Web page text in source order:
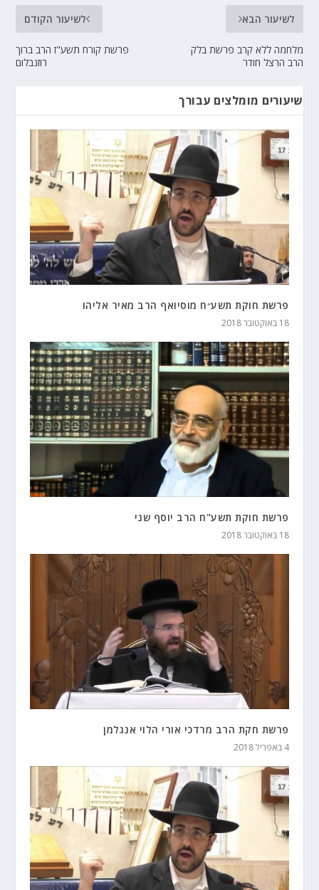
לשיעור הקודם
פרשת קורח תשע"ז הרב ברוך
רוזנבלום
לשיעור הבא
מלחמה ללא קרב פרשת בלק
הרב הרצל חודר
שיעורים מומלצים עבורך
פרשת חוקת תשע״ח מוסיואף הרב מאיר אליהו
18 באוקטובר 2018
פרשת חוקת תשע"ח הרב יוסף שני
18 באוקטובר 2018
פרשת חקת הרב מרדכי אורי הלוי אנגלמן
4 באפריל 2018